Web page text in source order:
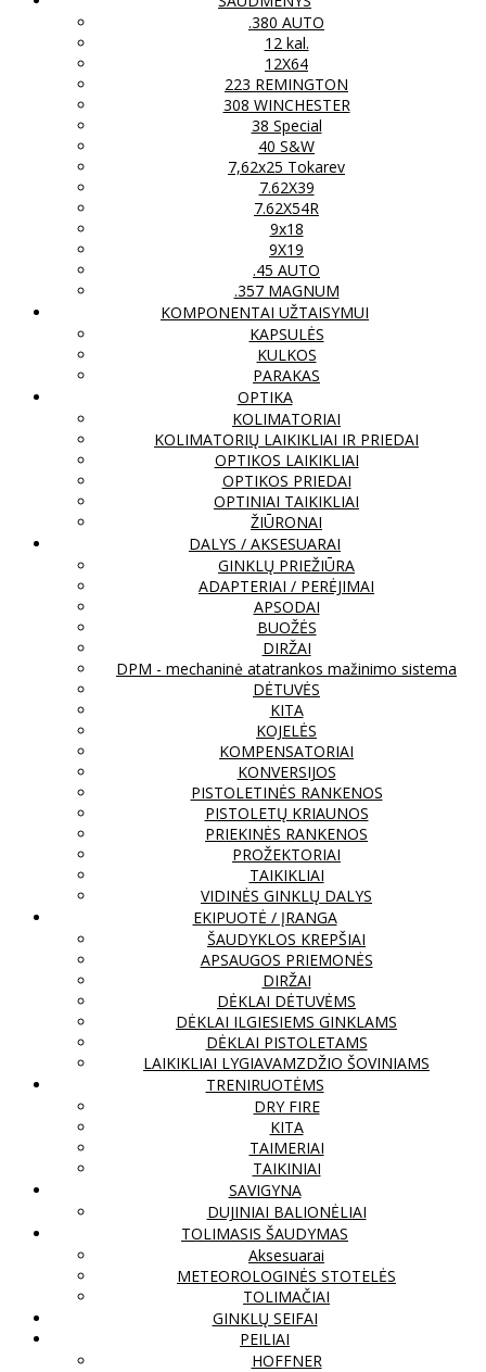
.380 AUTO
12 kal.
12X64
223 REMINGTON
308 WINCHESTER
38 Special
40 S&W
7,62x25 Tokarev
7.62X39
7.62X54R
9x18
9X19
.45 AUTO
.357 MAGNUM
KOMPONENTAI UŽTAISYMUI
KAPSULĖS
KULKOS
PARAKAS
OPTIKA
KOLIMATORIAI
KOLIMATORIŲ LAIKIKLIAI IR PRIEDAI
OPTIKOS LAIKIKLIAI
OPTIKOS PRIEDAI
OPTINIAI TAIKIKLIAI
ŽIŪRONAI
DALYS / AKSESUARAI
GINKLŲ PRIEŽIŪRA
ADAPTERIAI / PERĖJIMAI
APSODAI
BUOŽĖS
DIRŽAI
DPM - mechaninė atatrankos mažinimo sistema
DĖTUVĖS
KITA
KOJELĖS
KOMPENSATORIAI
KONVERSIJOS
PISTOLETINĖS RANKENOS
PISTOLETŲ KRIAUNOS
PRIEKINĖS RANKENOS
PROŽEKTORIAI
TAIKIKLIAI
VIDINĖS GINKLŲ DALYS
EKIPUOTĖ / ĮRANGA
ŠAUDYKLOS KREPŠIAI
APSAUGOS PRIEMONĖS
DIRŽAI
DĖKLAI DĖTUVĖMS
DĖKLAI ILGIESIEMS GINKLAMS
DĖKLAI PISTOLETAMS
LAIKIKLIAI LYGIAVAMZDŽIO ŠOVINIAMS
TRENIRUOTĖMS
DRY FIRE
KITA
TAIMERIAI
TAIKINIAI
SAVIGYNA
DUJINIAI BALIONĖLIAI
TOLIMASIS ŠAUDYMAS
Aksesuarai
METEOROLOGINĖS STOTELĖS
TOLIMAČIAI
GINKLŲ SEIFAI
PEILIAI
HOFFNER